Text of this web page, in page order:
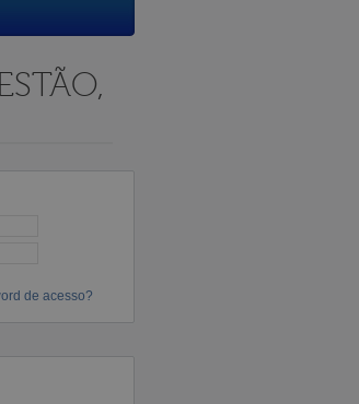
de acesso?